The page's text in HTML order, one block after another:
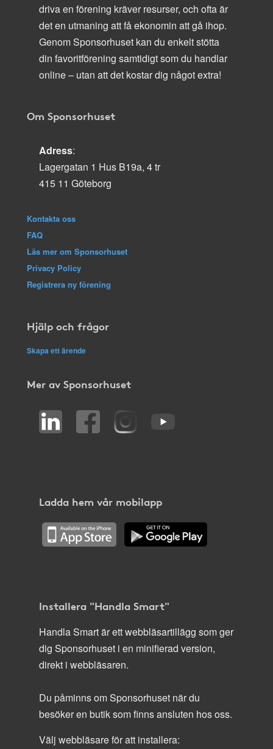
driva en förening kräver resurser, och ofta är
det en utmaning att få ekonomin att gå ihop.
Genom Sponsorhuset kan du enkelt stötta
din favoritförening samtidigt som du handlar
online – utan att det kostar dig något extra!
Om Sponsorhuset
Adress:
Lagergatan 1 Hus B19a, 4 tr
415 11 Göteborg
Kontakta oss
FAQ
Läs mer om Sponsorhuset
Privacy Policy
Registrera ny förening
Hjälp och frågor
Skapa ett ärende
Mer av Sponsorhuset
Ladda hem vår mobilapp
Installera "Handla Smart"
Handla Smart är ett webbläsartillägg som ger
dig Sponsorhuset i en minifierad version,
direkt i webbläsaren.
Du påminns om Sponsorhuset när du
besöker en butik som finns ansluten hos oss.
Välj webbläsare för att installera: